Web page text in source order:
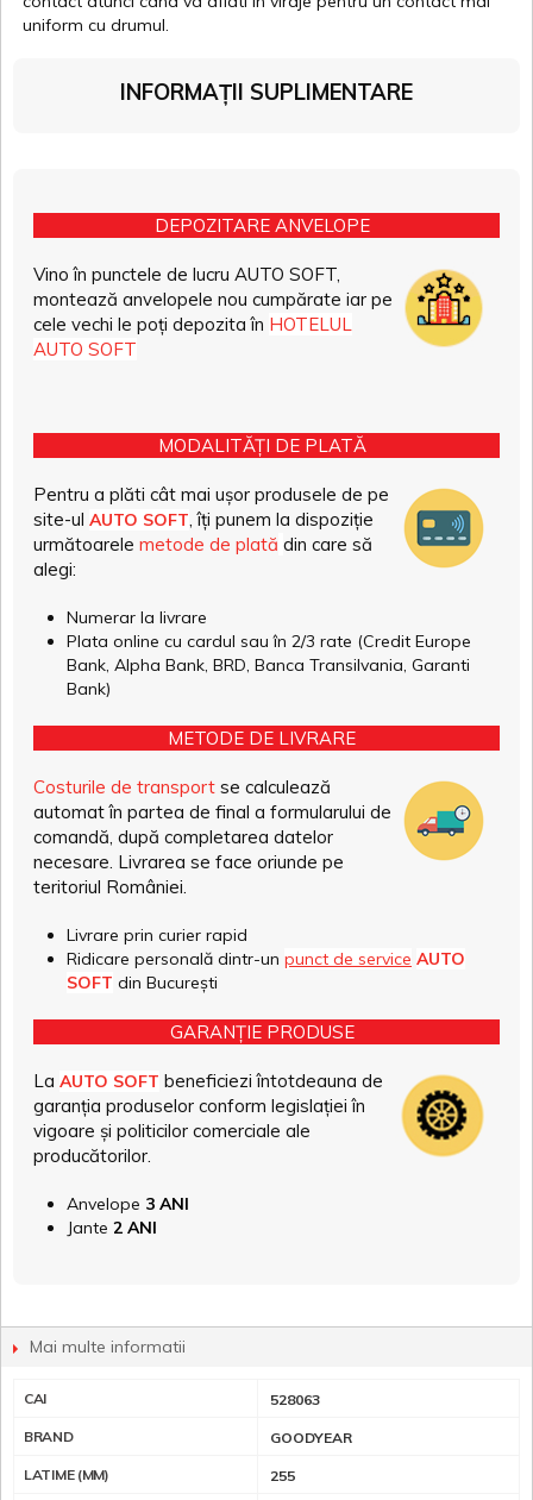
uniform cu drumul.
INFORMAȚII SUPLIMENTARE
DEPOZITARE ANVELOPE
Vino în punctele de lucru AUTO SOFT,
montează anvelopele nou cumpărate iar pe
cele vechi le poți depozita în HOTELUL
AUTO SOFT
MODALITĂȚI DE PLATĂ
Pentru a plăti cât mai ușor produsele de pe
site-ul AUTO SOFT, îți punem la dispoziție
următoarele metode de plată din care să
alegi:
Numerar la livrare
Plata online cu cardul sau în 2/3 rate (Credit Europe
Bank, Alpha Bank, BRD, Banca Transilvania, Garanti
Bank)
METODE DE LIVRARE
Costurile de transport se calculează
automat în partea de final a formularului de
comandă, după completarea datelor
necesare. Livrarea se face oriunde pe
teritoriul României.
Livrare prin curier rapid
Ridicare personală dintr-un punct de service AUTO
SOFT din București
GARANȚIE PRODUSE
La AUTO SOFT beneficiezi întotdeauna de
garanția produselor conform legislației în
vigoare și politicilor comerciale ale
producătorilor.
Anvelope 3 ANI
Jante 2 ANI
Mai multe informatii
CAI 528063
BRAND GOODYEAR
LATIME (MM) 255